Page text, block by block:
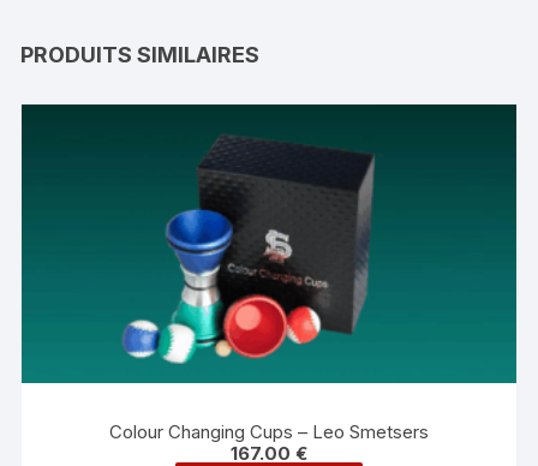
PRODUITS SIMILAIRES
Colour Changing Cups – Leo Smetsers
167.00 €